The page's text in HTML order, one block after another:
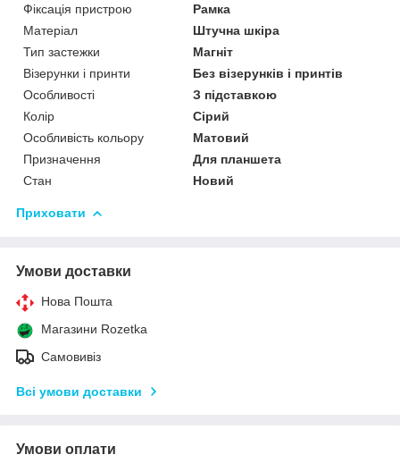
Фіксація пристрою
Рамка
Матеріал
Штучна шкіра
Тип застежки
Магніт
Візерунки і принти
Без візерунків і принтів
Особливості
З підставкою
Колір
Сірий
Особливість кольору
Матовий
Призначення
Для планшета
Стан
Новий
Приховати
Умови доставки
Нова Пошта
Магазини Rozetka
Самовивіз
Всі умови доставки
Умови оплати